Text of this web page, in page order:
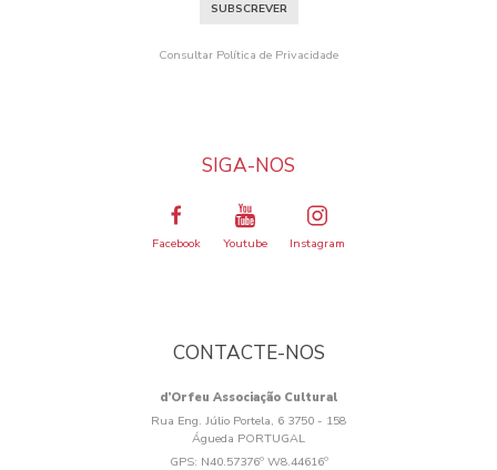
SUBSCREVER
Consultar Política de Privacidade
SIGA-NOS
Facebook Youtube Instagram
CONTACTE-NOS
d’Orfeu Associação Cultural
Rua Eng. Júlio Portela, 6 3750 - 158
Águeda PORTUGAL
GPS: N40.57376º W8.44616º